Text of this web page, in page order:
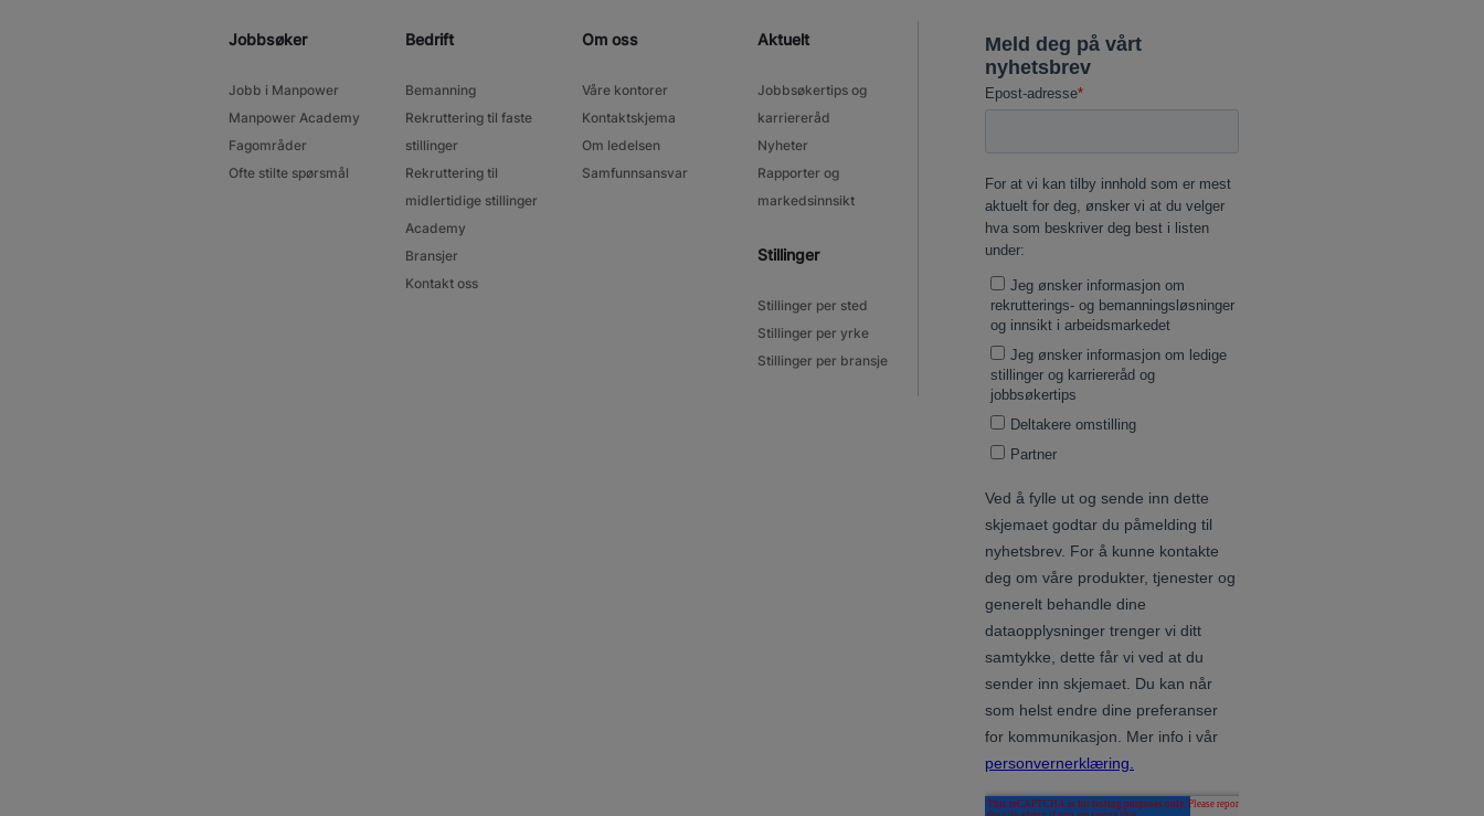
Jobbsøker
Jobb i Manpower
Manpower Academy
Fagområder
Ofte stilte spørsmål
Bedrift
Bemanning
Rekruttering til faste
stillinger
Rekruttering til
midlertidige stillinger
Academy
Bransjer
Kontakt oss
Om oss
Våre kontorer
Kontaktskjema
Om ledelsen
Samfunnsansvar
Aktuelt
Jobbsøkertips og
karriereråd
Nyheter
Rapporter og
markedsinnsikt
Stillinger
Stillinger per sted
Stillinger per yrke
Stillinger per bransje